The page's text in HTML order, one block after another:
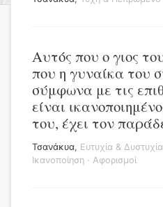
Αυτός που ο γιος
που η γυναίκα του
σύμφωνα με τις
είναι
του, έχει τον
Τσανάκυα, Ευτυχία & Δυστυχία
Ικανοποίηση · Αφορισμοί